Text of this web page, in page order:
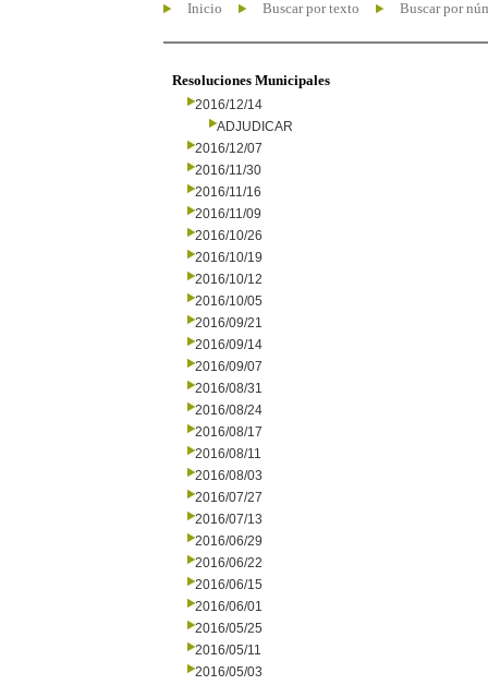
Inicio Buscar por texto Buscar por
Resoluciones Municipales
2016/12/14
ADJUDICAR
2016/12/07
2016/11/30
2016/11/16
2016/11/09
2016/10/26
2016/10/19
2016/10/12
2016/10/05
2016/09/21
2016/09/14
2016/09/07
2016/08/31
2016/08/24
2016/08/17
2016/08/11
2016/08/03
2016/07/27
2016/07/13
2016/06/29
2016/06/22
2016/06/15
2016/06/01
2016/05/25
2016/05/11
2016/05/03